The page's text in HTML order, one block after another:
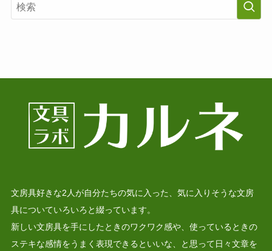
文房具好きな2人が自分たちの気に入った、気に入りそうな文房
具についていろいろと綴っています。
新しい文房具を手にしたときのワクワク感や、使っているときの
ステキな感情をうまく表現できるといいな、と思って日々文章を